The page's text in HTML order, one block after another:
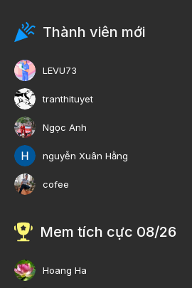
Thành viên mới
LEVU73
tranthituyet
Ngọc Anh
nguyễn Xuân Hằng
cofee
Mem tích cực 08/26
Hoang Ha